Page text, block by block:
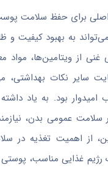
اصلی برای حفظ سلامت
به بهبود کیفیت و
غنی از ویتامین‌ها، مواد
سایر نکات بهداشتی،
امیدوار بود. به یاد
سلامت عمومی بدن،
از اهمیت تغذیه در
رژیم غذایی مناسب، پوستی